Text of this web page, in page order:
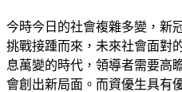
今時今日的社會複雜多變，新
挑戰接踵而來，未來社會面對
息萬變的時代，領導者需要高
會創出新局面。而資優生具有